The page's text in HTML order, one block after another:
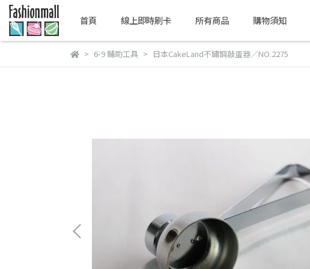
首頁 線上即時刷卡 所有商品 購物須知
6-9 輔助工具 日本CakeLand不鏽鋼敲蛋器／NO.2275